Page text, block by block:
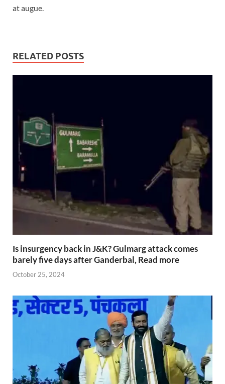
at augue.
RELATED POSTS
Is insurgency back in J&K? Gulmarg attack comes
barely five days after Ganderbal, Read more
October 25, 2024